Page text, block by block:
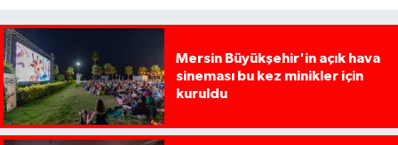
Mersin Büyükşehir'in açık hava
sineması bu kez minikler için
kuruldu